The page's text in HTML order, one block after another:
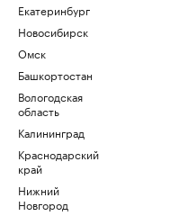
Екатеринбург
Новосибирск
Омск
Башкортостан
Вологодская
область
Калининград
Краснодарский
край
Нижний
Новгород